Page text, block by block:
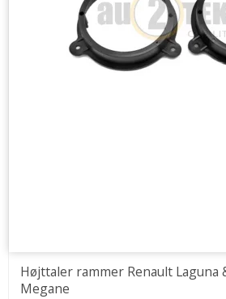
Højttaler rammer Renault Laguna
Megane